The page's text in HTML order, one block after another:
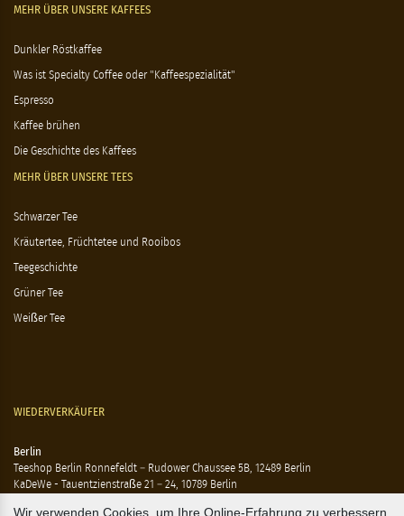
MEHR ÜBER UNSERE KAFFEES
Dunkler Röstkaffee
Was ist Specialty Coffee oder "Kaffeespezialität"
Espresso
Kaffee brühen
Die Geschichte des Kaffees
MEHR ÜBER UNSERE TEES
Schwarzer Tee
Kräutertee, Früchtetee und Rooibos
Teegeschichte
Grüner Tee
Weißer Tee
WIEDERVERKÄUFER
Berlin
Teeshop Berlin Ronnefeldt – Rudower Chaussee 5B, 12489 Berlin
KaDeWe - Tauentzienstraße 21 – 24, 10789 Berlin
Wir verwenden Cookies, um Ihre Online-Erfahrung zu verbessern.